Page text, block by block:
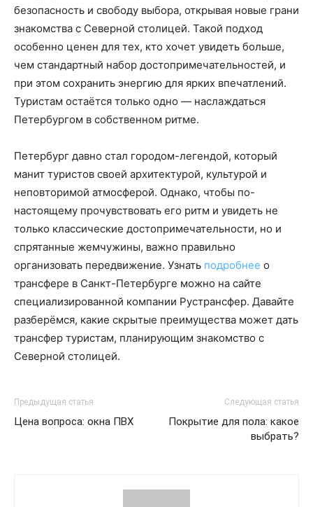
безопасность и свободу выбора, открывая новые грани
знакомства с Северной столицей. Такой подход
особенно ценен для тех, кто хочет увидеть больше,
чем стандартный набор достопримечательностей, и
при этом сохранить энергию для ярких впечатлений.
Туристам остаётся только одно — наслаждаться
Петербургом в собственном ритме.
Петербург давно стал городом-легендой, который
манит туристов своей архитектурой, культурой и
неповторимой атмосферой. Однако, чтобы по-
настоящему прочувствовать его ритм и увидеть не
только классические достопримечательности, но и
спрятанные жемчужины, важно правильно
организовать передвижение. Узнать подробнее о
трансфере в Санкт-Петербурге можно на сайте
специализированной компании Рустрансфер. Давайте
разберёмся, какие скрытые преимущества может дать
трансфер туристам, планирующим знакомство с
Северной столицей.
Предыдущая статья
Цена вопроса: окна ПВХ
Следующая статья
Покрытие для пола: какое
выбрать?